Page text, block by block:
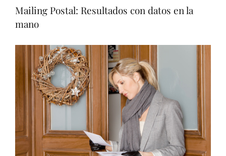
Preguntas Frecuentes
Contacto
Mailing Postal: Resultados con datos en la
mano
imagen